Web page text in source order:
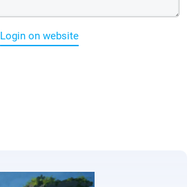
Login on website